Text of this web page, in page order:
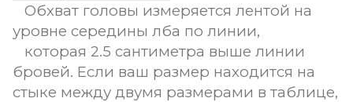
Обхват головы измеряется лентой на
уровне середины лба по линии,
которая 2.5 сантиметра выше линии
бровей. Если ваш размер находится на
стыке между двумя размерами в таблице,